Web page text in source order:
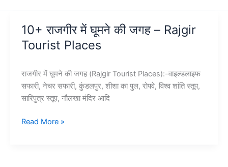
10+ राजगीर में घूमने की जगह – Rajgir
Tourist Places
राजगीर में घूमने की जगह (Rajgir Tourist Places):-वाइल्डलाइफ
सफारी, नेचर सफारी, कुंडलपुर, शीशा का पुल, रोपवे, विश्व शांति स्तूप,
सारिपुत्र स्तूप, नौलखा मंदिर आदि
10+
Read More »